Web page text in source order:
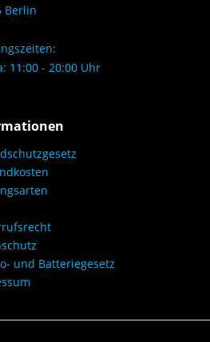
Berlin
11:00 - 20:00 Uhr
und Batteriegesetz